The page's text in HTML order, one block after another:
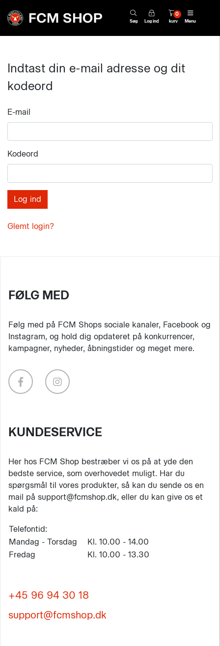
Søg Log ind kurv
0
Menu
Indtast din e-mail adresse og dit
kodeord
E-mail
Kodeord
Log ind
Glemt login?
FØLG MED
Følg med på FCM Shops sociale kanaler, Facebook og
Instagram, og hold dig opdateret på konkurrencer,
kampagner, nyheder, åbningstider og meget mere.
KUNDESERVICE
Her hos FCM Shop bestræber vi os på at yde den
bedste service, som overhovedet muligt. Har du
spørgsmål til vores produkter, så kan du sende os en
mail på support@fcmshop.dk, eller du kan give os et
kald på:
Telefontid:
Mandag - Torsdag
Kl. 10.00 - 14.00
Fredag
Kl. 10.00 - 13.30
+45 96 94 30 18
support@fcmshop.dk